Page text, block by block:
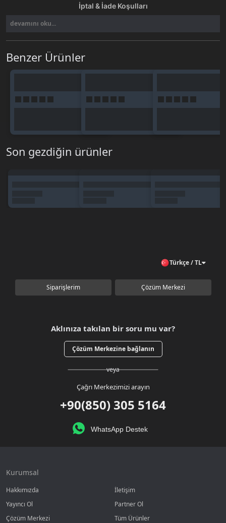
İptal & İade Koşulları
devamını oku...
Benzer Ürünler
Son gezdiğin ürünler
Türkçe / TL
Siparişlerim Çözüm Merkezi
Aklınıza takılan bir soru mu var?
Çözüm Merkezine bağlanın
veya
Çağrı Merkezimizi arayın
+90(850) 305 5164
WhatsApp Destek
Kurumsal
Hakkımızda
İletişim
Yayıncı Ol
Partner Ol
Çözüm Merkezi
Tüm Ürünler